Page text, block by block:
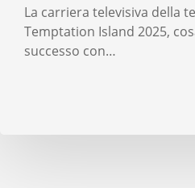
La carriera televisiva della
Temptation Island 2025,
successo con…